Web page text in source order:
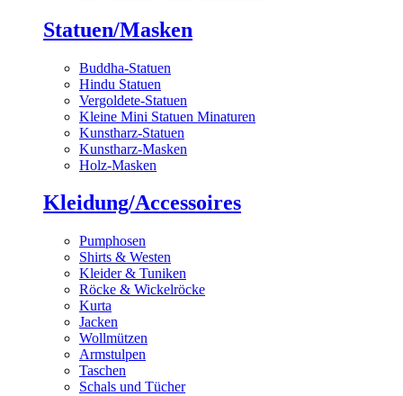
Statuen/Masken
Buddha-Statuen
Hindu Statuen
Vergoldete-Statuen
Kleine Mini Statuen Minaturen
Kunstharz-Statuen
Kunstharz-Masken
Holz-Masken
Kleidung/Accessoires
Pumphosen
Shirts & Westen
Kleider & Tuniken
Röcke & Wickelröcke
Kurta
Jacken
Wollmützen
Armstulpen
Taschen
Schals und Tücher